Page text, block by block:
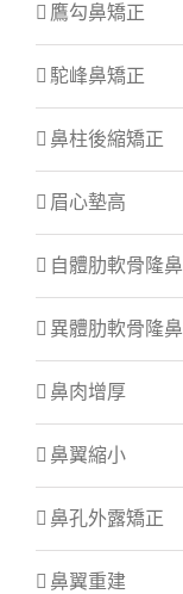
鷹勾鼻矯正
駝峰鼻矯正
鼻柱後縮矯正
眉心墊高
自體肋軟骨隆鼻
異體肋軟骨隆鼻
鼻肉增厚
鼻翼縮小
鼻孔外露矯正
鼻翼重建